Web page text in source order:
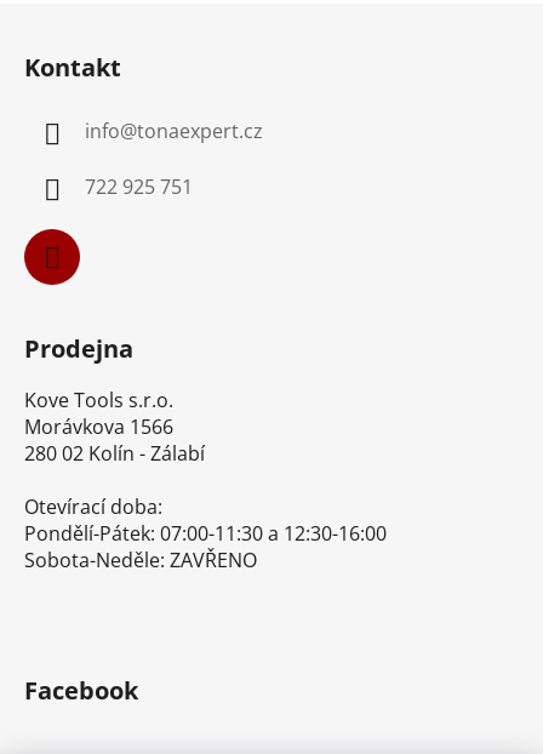
Kontakt
info@tonaexpert.cz
722 925 751
Prodejna
Kove Tools s.r.o.
Morávkova 1566
280 02 Kolín - Zálabí
Otevírací doba:
Pondělí-Pátek: 07:00-11:30 a 12:30-16:00
Sobota-Neděle: ZAVŘENO
Facebook